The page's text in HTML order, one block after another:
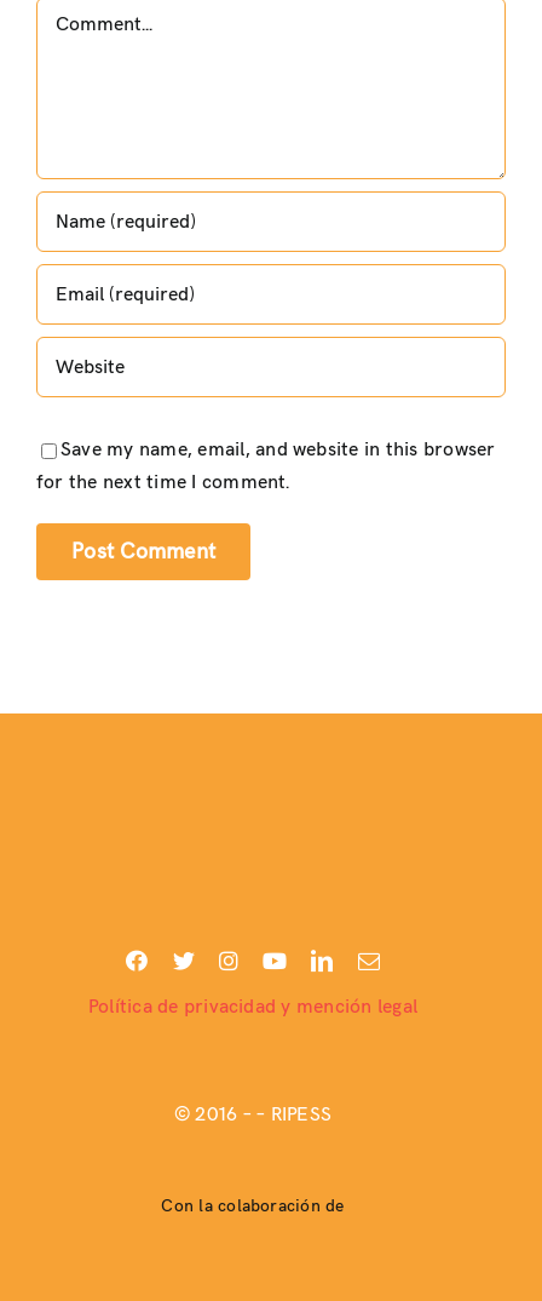
Comment
Save my name, email, and website in this browser
for the next time I comment.
Política de privacidad y mención legal
© 2016 –– RIPESS
Con la colaboración de